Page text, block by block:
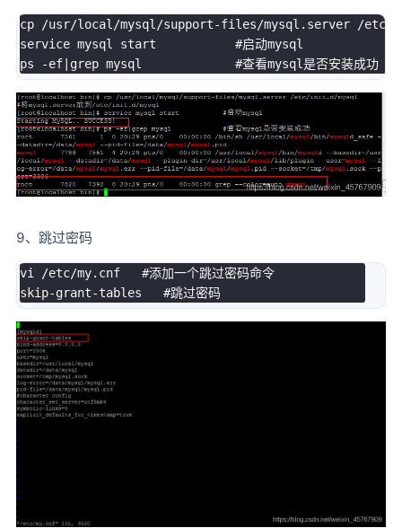
cp /usr/local /mysql /support-files/mysql . server /etc
service mysql start           #启动mysql
ps
-ef|
9、跳过密码
vi /etc/my. cnf   #添加一个跳过密码命令
skip-grant-